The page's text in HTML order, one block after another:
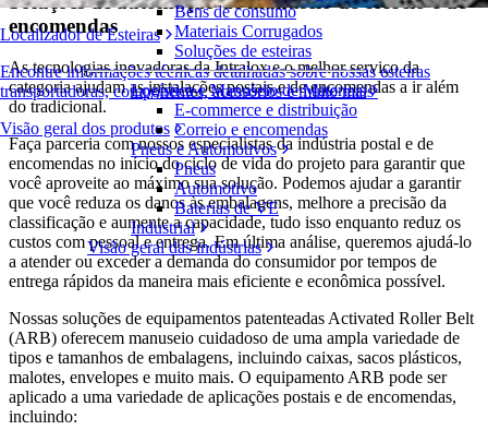
Localizador de Esteiras
Encontre informações técnicas detalhadas sobre nossas esteiras
transportadoras, componentes, acessórios e muito mais
Visão geral dos produtos
Bens de consumo
Materiais Corrugados
Soluções de esteiras
Logística e Manuseio de Materiais
E-commerce e distribuição
Correio e encomendas
Pneus e Automotivos
Pneus
Automotivo
Baterias de VE
Industrial
Visão geral das indústrias
encomendas
As tecnologias inovadoras da Intralox e o melhor serviço da
categoria ajudam as instalações postais e de encomendas a ir além
do tradicional.
Faça parceria com nossos especialistas da indústria postal e de
encomendas no início do ciclo de vida do projeto para garantir que
você aproveite ao máximo sua solução. Podemos ajudar a garantir
que você reduza os danos às embalagens, melhore a precisão da
classificação e aumente a capacidade, tudo isso enquanto reduz os
custos com pessoal e entrega. Em última análise, queremos ajudá-lo
a atender ou exceder a demanda do consumidor por tempos de
entrega rápidos da maneira mais eficiente e econômica possível.
Nossas soluções de equipamentos patenteadas Activated Roller Belt
(ARB) oferecem manuseio cuidadoso de uma ampla variedade de
tipos e tamanhos de embalagens, incluindo caixas, sacos plásticos,
malotes, envelopes e muito mais. O equipamento ARB pode ser
aplicado a uma variedade de aplicações postais e de encomendas,
incluindo: